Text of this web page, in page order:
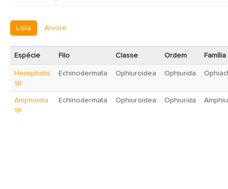
Lista Árvore
Espécie Filo Classe Ordem Família
Hemipholis
sp.
Echinodermata Ophiuroidea Ophiurida
Amphiodia
sp.
Echinodermata Ophiuroidea Ophiurida